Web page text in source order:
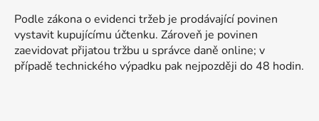
p
r
v
k
Podle zákona o evidenci tržeb je prodávající povinen
vystavit kupujícímu účtenku. Zároveň je povinen
zaevidovat přijatou tržbu u správce daně online; v
případě technického výpadku pak nejpozději do 48 hodin.